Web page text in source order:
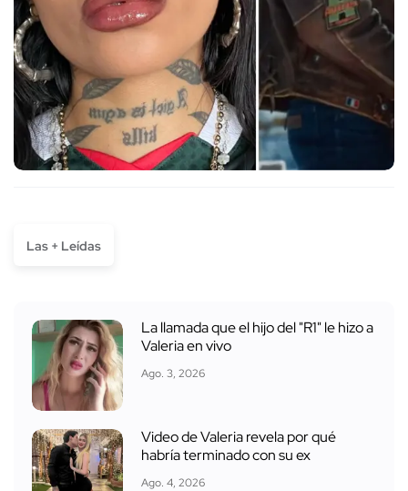
Las + Leídas
La llamada que el hijo del "R1" le hizo a
Valeria en vivo
Ago. 3, 2026
Video de Valeria revela por qué
habría terminado con su ex
Ago. 4, 2026